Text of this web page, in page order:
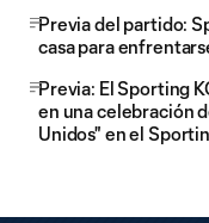
Previa del partido:
casa para
Previa: El Sporting
en una celebración
Unidos" en el